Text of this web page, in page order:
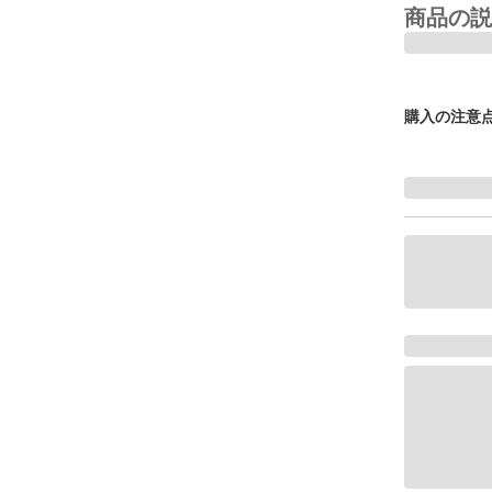
商品の
購入の注意